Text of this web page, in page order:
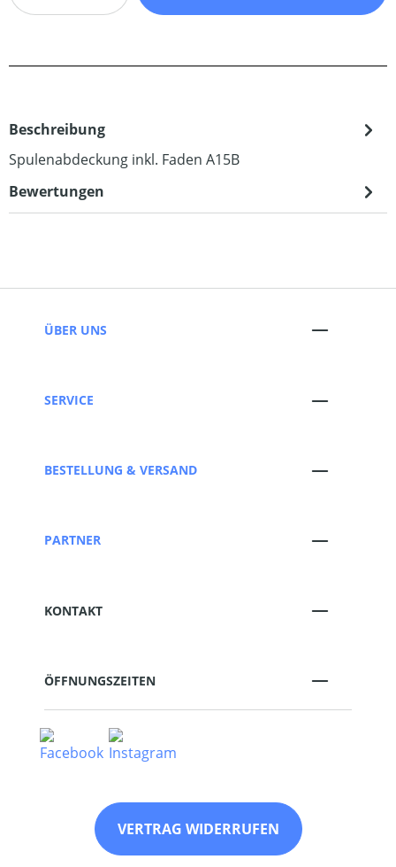
Beschreibung
Spulenabdeckung inkl. Faden A15B
Bewertungen
ÜBER UNS
SERVICE
BESTELLUNG & VERSAND
PARTNER
KONTAKT
ÖFFNUNGSZEITEN
VERTRAG WIDERRUFEN